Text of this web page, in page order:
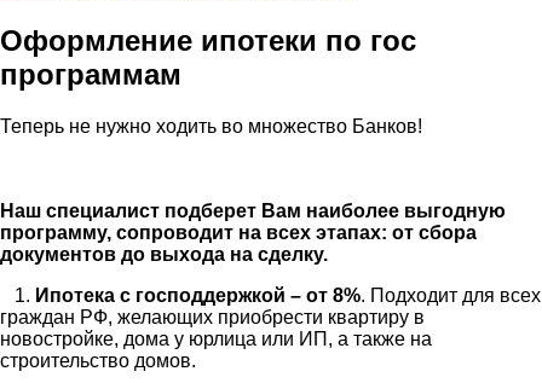
Оформление ипотеки по гос
программам
Теперь не нужно ходить во множество Банков!
Наш специалист подберет Вам наиболее выгодную
программу, сопроводит на всех этапах: от сбора
документов до выхода на сделку.
1. Ипотека с господдержкой – от 8%. Подходит для всех
граждан РФ, желающих приобрести квартиру в
новостройке, дома у юрлица или ИП, а также на
строительство домов.